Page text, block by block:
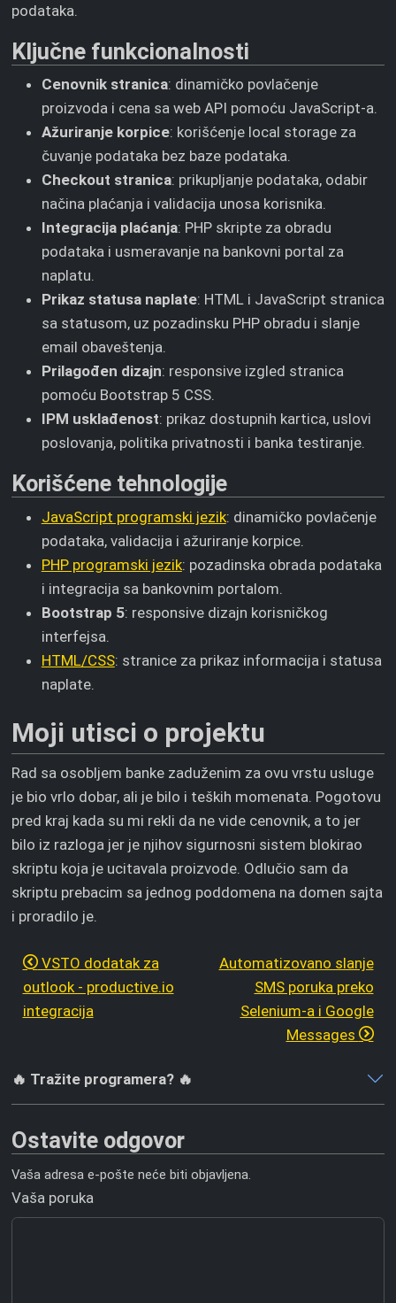
podataka.
Ključne funkcionalnosti
Cenovnik stranica: dinamičko povlačenje
proizvoda i cena sa web API pomoću JavaScript-a.
Ažuriranje korpice: korišćenje local storage za
čuvanje podataka bez baze podataka.
Checkout stranica: prikupljanje podataka, odabir
načina plaćanja i validacija unosa korisnika.
Integracija plaćanja: PHP skripte za obradu
podataka i usmeravanje na bankovni portal za
naplatu.
Prikaz statusa naplate: HTML i JavaScript stranica
sa statusom, uz pozadinsku PHP obradu i slanje
email obaveštenja.
Prilagođen dizajn: responsive izgled stranica
pomoću Bootstrap 5 CSS.
IPM usklađenost: prikaz dostupnih kartica, uslovi
poslovanja, politika privatnosti i banka testiranje.
Korišćene tehnologije
JavaScript programski jezik: dinamičko povlačenje
podataka, validacija i ažuriranje korpice.
PHP programski jezik: pozadinska obrada podataka
i integracija sa bankovnim portalom.
Bootstrap 5: responsive dizajn korisničkog
interfejsa.
HTML/CSS: stranice za prikaz informacija i statusa
naplate.
Moji utisci o projektu
Rad sa osobljem banke zaduženim za ovu vrstu usluge
je bio vrlo dobar, ali je bilo i teških momenata. Pogotovu
pred kraj kada su mi rekli da ne vide cenovnik, a to jer
bilo iz razloga jer je njihov sigurnosni sistem blokirao
skriptu koja je ucitavala proizvode. Odlučio sam da
skriptu prebacim sa jednog poddomena na domen sajta
i proradilo je.
VSTO dodatak za
outlook - productive.io
integracija
Automatizovano slanje
SMS poruka preko
Selenium-a i Google
Messages
🔥 Tražite programera? 🔥
Ostavite odgovor
Vaša adresa e-pošte neće biti objavljena.
Vaša poruka